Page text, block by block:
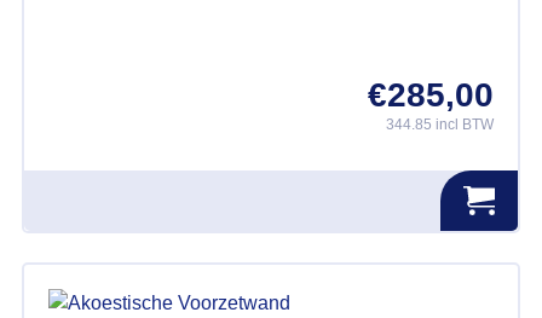
€285,00
344.85 incl BTW